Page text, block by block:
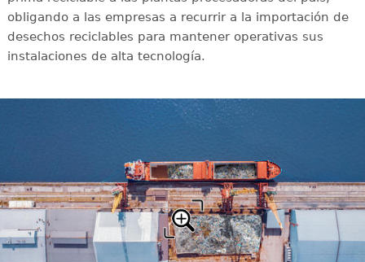
obligando a las empresas a recurrir a la importación de
desechos reciclables para mantener operativas sus
instalaciones de alta tecnología.